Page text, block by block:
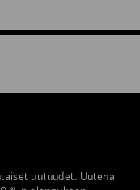
uutuudet. Uutena